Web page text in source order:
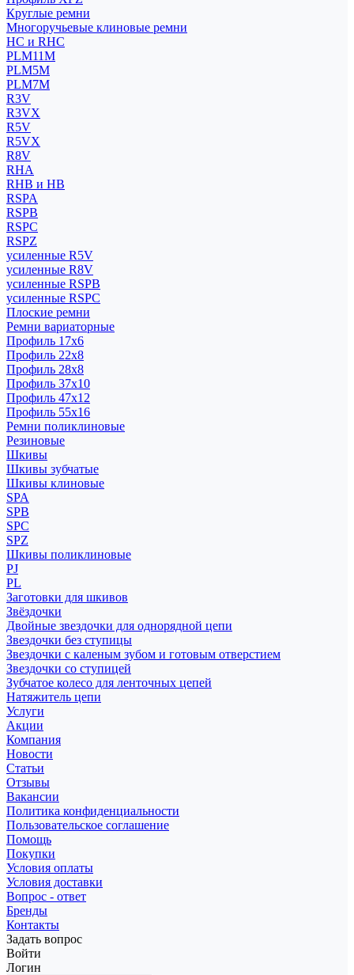
Круглые ремни
Многоручьевые клиновые ремни
HC и RHC
PLM11M
PLM5M
PLM7M
R3V
R3VX
R5V
R5VX
R8V
RHA
RHB и HB
RSPA
RSPB
RSPC
RSPZ
усиленные R5V
усиленные R8V
усиленные RSPB
усиленные RSPC
Плоские ремни
Ремни вариаторные
Профиль 17x6
Профиль 22x8
Профиль 28x8
Профиль 37x10
Профиль 47x12
Профиль 55x16
Ремни поликлиновые
Резиновые
Шкивы
Шкивы зубчатые
Шкивы клиновые
SPA
SPB
SPC
SPZ
Шкивы поликлиновые
PJ
PL
Заготовки для шкивов
Звёздочки
Двойные звездочки для однорядной цепи
Звездочки без ступицы
Звездочки с каленым зубом и готовым отверстием
Звездочки со ступицей
Зубчатое колесо для ленточных цепей
Натяжитель цепи
Услуги
Акции
Компания
Новости
Статьи
Отзывы
Вакансии
Политика конфиденциальности
Пользовательское соглашение
Помощь
Покупки
Условия оплаты
Условия доставки
Вопрос - ответ
Бренды
Контакты
Задать вопрос
Войти
Логин